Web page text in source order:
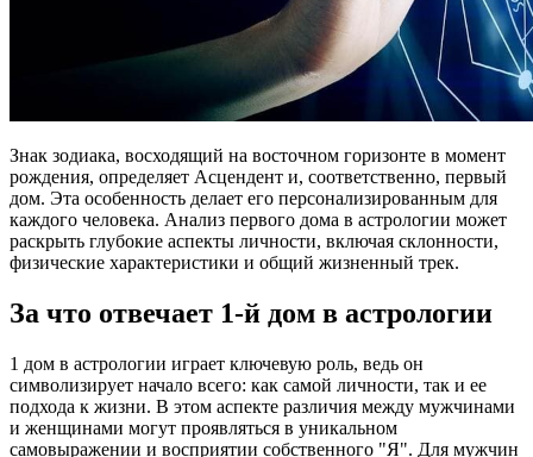
Знак зодиака, восходящий на восточном горизонте в момент
рождения, определяет Асцендент и, соответственно, первый
дом. Эта особенность делает его персонализированным для
каждого человека. Анализ первого дома в астрологии может
раскрыть глубокие аспекты личности, включая склонности,
физические характеристики и общий жизненный трек.
За что отвечает 1-й дом в астрологии
1 дом в астрологии играет ключевую роль, ведь он
символизирует начало всего: как самой личности, так и ее
подхода к жизни. В этом аспекте различия между мужчинами
и женщинами могут проявляться в уникальном
самовыражении и восприятии собственного "Я". Для мужчин